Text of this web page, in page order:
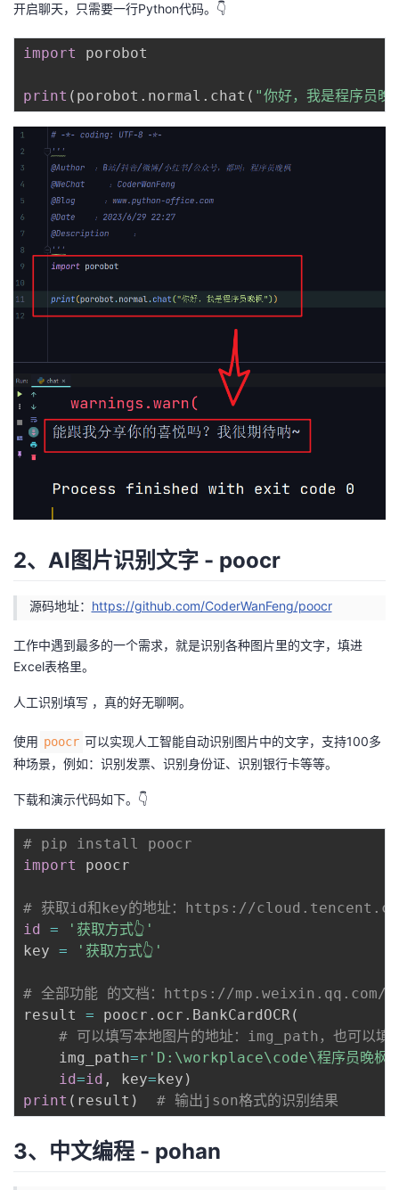
注
开
发
者
学
堂
课
程
的
认
我
的
验
我
收
的
Programs
我
的
支
持
术
持
云
建
议
开启聊天，只需要一行Python代码。👇
import porobot
print ( porobot . normal . chat ( "你好，我是程序员晚
2、AI图片识别文字 - poocr
源码地址： https://github.com/CoderWanFeng/poocr
工作中遇到最多的一个需求，就是识别各种图片里的文字，填进
Excel表格里。
人工识别填写 ，真的好无聊啊。
使用 poocr 可以实现人工智能自动识别图片中的文字，支持100多
种场景，例如：识别发票、识别身份证、识别银行卡等等。
下载和演示代码如下。👇
# pip install poocr
import
poocr
# 获取id和key的地址：https://
id
=
'获取方式👆'
key = '获取方式👆'
# 全部功能 的文档：https://mp.weixin.qq.com/s/
result = poocr . ocr . BankCardOCR(
# 可以填写本地图片的地址：img_path，也可以
    img_path
=r'D:\workplace\code\程序员晚枫\
id=id , key=key )
print ( result ) # 输出json格式的识别结果
3、中文编程 - pohan